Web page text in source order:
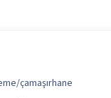
çamaşırhane